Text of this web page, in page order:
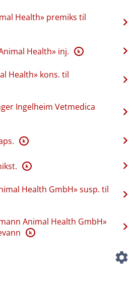
Health» premiks til
Health» inj. K
Health» kons. til
Ingelheim Vetmedica
K
K
Health GmbH» susp. til
Animal Health GmbH»
K